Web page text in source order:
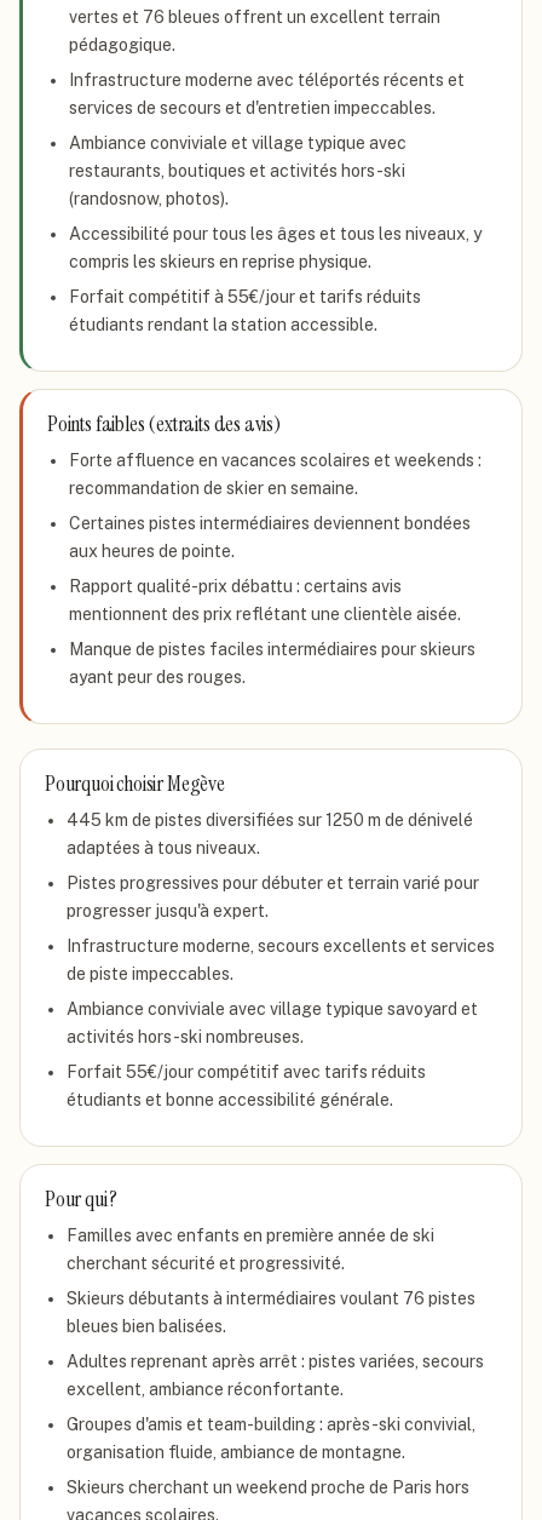
vertes et 76 bleues offrent un excellent terrain
pédagogique.
Infrastructure moderne avec téléportés récents et
services de secours et d'entretien impeccables.
Ambiance conviviale et village typique avec
restaurants, boutiques et activités hors-ski
(randosnow, photos).
Accessibilité pour tous les âges et tous les niveaux, y
compris les skieurs en reprise physique.
Forfait compétitif à 55€/jour et tarifs réduits
étudiants rendant la station accessible.
Points faibles (extraits des avis)
Forte affluence en vacances scolaires et weekends :
recommandation de skier en semaine.
Certaines pistes intermédiaires deviennent bondées
aux heures de pointe.
Rapport qualité-prix débattu : certains avis
mentionnent des prix reflétant une clientèle aisée.
Manque de pistes faciles intermédiaires pour skieurs
ayant peur des rouges.
Pourquoi choisirMegève
445 km de pistes diversifiées sur 1250 m de dénivelé
adaptées à tous niveaux.
Pistes progressives pour débuter et terrain varié pour
progresser jusqu'à expert.
Infrastructure moderne, secours excellents et services
de piste impeccables.
Ambiance conviviale avec village typique savoyard et
activités hors-ski nombreuses.
Forfait 55€/jour compétitif avec tarifs réduits
étudiants et bonne accessibilité générale.
Pour qui ?
Familles avec enfants en première année de ski
cherchant sécurité et progressivité.
Skieurs débutants à intermédiaires voulant 76 pistes
bleues bien balisées.
Adultes reprenant après arrêt : pistes variées, secours
excellent, ambiance réconfortante.
Groupes d'amis et team-building : après-ski convivial,
organisation fluide, ambiance de montagne.
Skieurs cherchant un weekend proche de Paris hors
vacances scolaires.